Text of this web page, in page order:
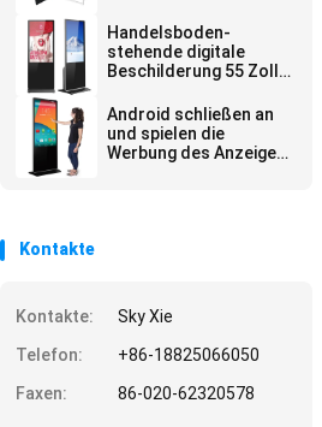
Einzelhandelsgeschäft
Handelsboden-
stehende digitale
Beschilderung 55 Zoll
Android schließen an
und spielen die
Werbung des Anzeigen-
Kontakte
Kontakte:
Sky Xie
Telefon:
+86-18825066050
Faxen:
86-020-62320578